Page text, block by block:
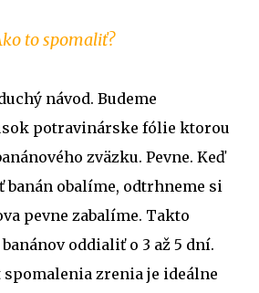
to spomaliť?
návod. Budeme
potravinárske fólie ktorou
zväzku. Pevne. Keď
banán obalíme, odtrhneme si
pevne zabalíme. Takto
oddialiť o 3 až 5 dní.
zrenia je ideálne